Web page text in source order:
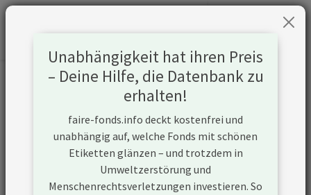
Informationen zum Unternehmen
Samsung Electronics Co., Ltd.
https://www.samsung.com/global/ir/
Konflikte N/A
Unabhängigkeit hat ihren Preis
– Deine Hilfe, die Datenbank zu
erhalten!
faire-fonds.info deckt kostenfrei und
unabhängig auf, welche Fonds mit schönen
Etiketten glänzen – und trotzdem in
Umweltzerstörung und
Menschenrechtsverletzungen investieren. So